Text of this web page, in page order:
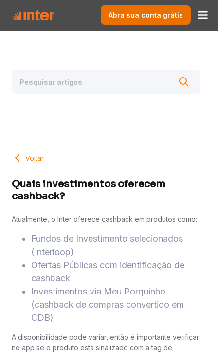
Abra sua conta grátis
Voltar
Quais investimentos oferecem
cashback?
Atualmente, o Inter oferece cashback em produtos como:
Fundos de Investimento selecionados
(Interloop)
Ofertas Públicas com identificação de
cashback
Investimentos via Meu Porquinho
(cashback de compras convertido em
CDB)
A disponibilidade pode variar, então é importante verificar
no app se o produto está sinalizado com a tag de